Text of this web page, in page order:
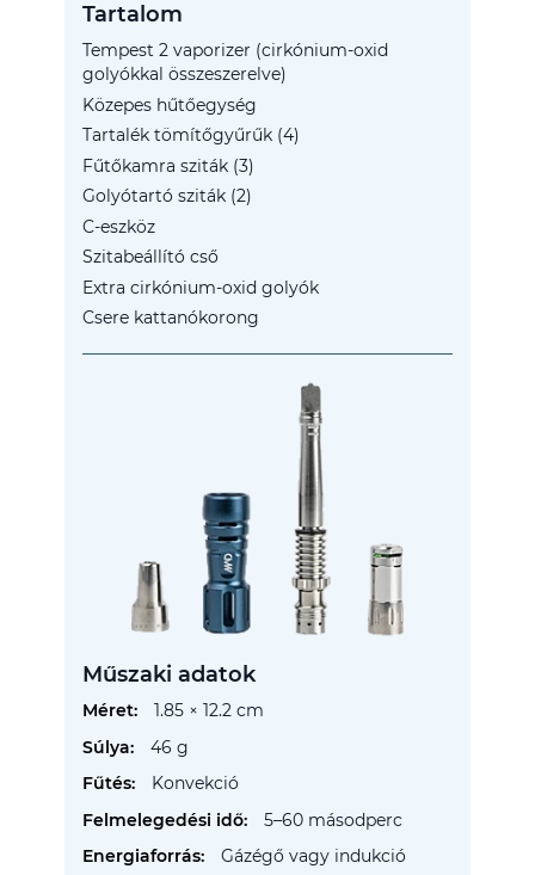
Tartalom
Tempest 2 vaporizer (cirkónium-oxid
golyókkal összeszerelve)
Közepes hűtőegység
Tartalék tömítőgyűrűk (4)
Fűtőkamra sziták (3)
Golyótartó sziták (2)
C-eszköz
Szitabeállító cső
Extra cirkónium-oxid golyók
Csere kattanókorong
Műszaki adatok
További
1.85 × 12.2 cm
46 g
Konvekció
5–60 másodperc
Gázégő vagy indukció